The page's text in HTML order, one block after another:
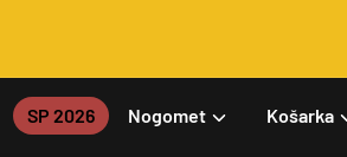
SP 2026 Nogomet Košarka